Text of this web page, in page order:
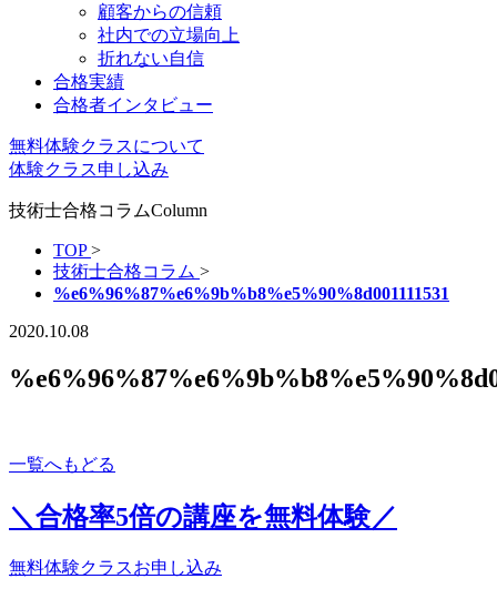
顧客からの信頼
社内での立場向上
折れない自信
合格実績
合格者インタビュー
無料体験クラスについて
体験クラス申し込み
技術士合格コラムColumn
TOP >
技術士合格コラム >
%e6%96%87%e6%9b%b8%e5%90%8d001111531
2020.10.08
一覧へもどる
＼合格率5倍の講座を無料体験／
無料体験クラスお申し込み